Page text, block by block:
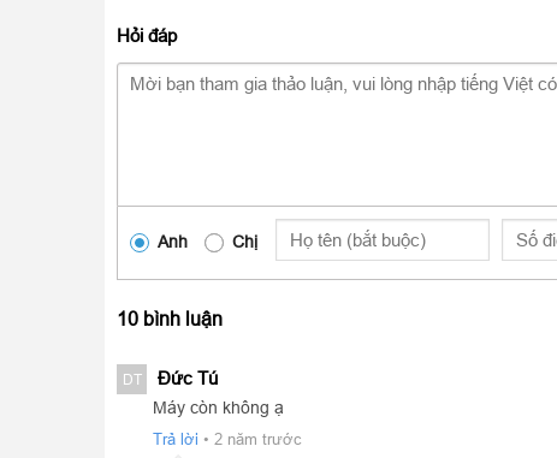
Sự xuất hiện mang tính đột phá của chip Apple M1
mang lại hiệu năng CPU nhanh hơn tới 50% so với
bảng nhà Apple vươn lên vị trí dẫn đầu trong các thiết bị
Hỏi đáp
Anh Chị
10 bình luận
DT Đức Tú
Máy còn không ạ
Trả lời • 2 năm trước